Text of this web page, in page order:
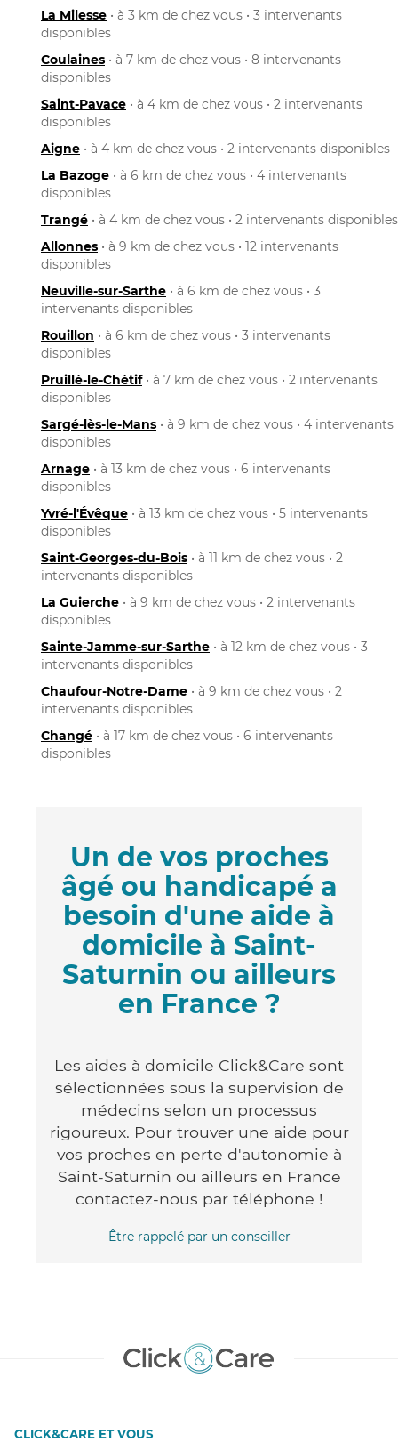
La Milesse • à 3 km de chez vous • 3 intervenants
disponibles
Coulaines • à 7 km de chez vous • 8 intervenants
disponibles
Saint-Pavace • à 4 km de chez vous • 2 intervenants
disponibles
Aigne • à 4 km de chez vous • 2 intervenants disponibles
La Bazoge • à 6 km de chez vous • 4 intervenants
disponibles
Trangé • à 4 km de chez vous • 2 intervenants disponibles
Allonnes • à 9 km de chez vous • 12 intervenants
disponibles
Neuville-sur-Sarthe • à 6 km de chez vous • 3
intervenants disponibles
Rouillon • à 6 km de chez vous • 3 intervenants
disponibles
Pruillé-le-Chétif• à 7 km de chez vous • 2 intervenants
disponibles
Sargé-lès-le-Mans • à 9 km de chez vous • 4 intervenants
disponibles
Arnage • à 13 km de chez vous • 6 intervenants
disponibles
Yvré-l'Évêque • à 13 km de chez vous • 5 intervenants
disponibles
Saint-Georges-du-Bois • à 11 km de chez vous • 2
intervenants disponibles
La Guierche • à 9 km de chez vous • 2 intervenants
disponibles
Sainte-Jamme-sur-Sarthe • à 12 km de chez vous • 3
intervenants disponibles
Chaufour-Notre-Dame • à 9 km de chez vous • 2
intervenants disponibles
Changé • à 17 km de chez vous • 6 intervenants
disponibles
Un de vos proches
âgé ou handicapé a
besoin d'une aide à
domicile à Saint-
Saturnin ou ailleurs
en France ?
Les aides à domicile Click&Care sont
sélectionnées sous la supervision de
médecins selon un processus
rigoureux. Pour trouver une aide pour
vos proches en perte d'autonomie à
Saint-Saturnin ou ailleurs en France
contactez-nous par téléphone !
Être rappelé par un conseiller
CLICK&CARE ET VOUS